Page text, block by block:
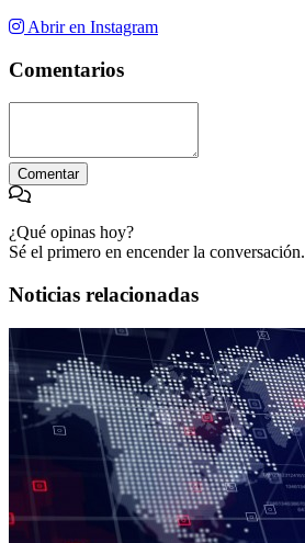
Abrir en Instagram
Comentarios
Comentar
¿Qué opinas hoy?
Sé el primero en encender la conversación.
Noticias relacionadas